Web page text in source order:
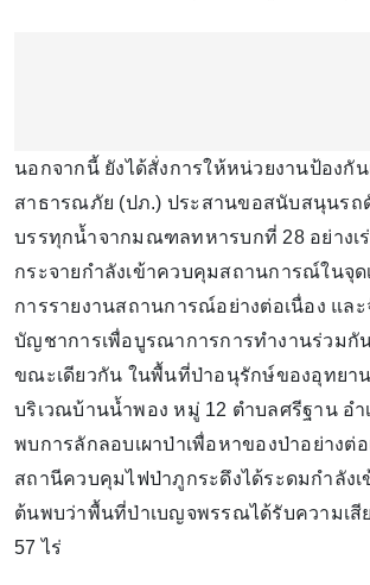
นอกจากนี้ ยังได้สั่งการให้หน่วยงานป้องกัน
สาธารณภัย (ปภ.) ประสานขอสนับสนุนรถ
บรรทุกน้ำจากมณฑลทหารบกที่ 28 อย่างเร่
กระจายกำลังเข้าควบคุมสถานการณ์ในจุด
การรายงานสถานการณ์อย่างต่อเนื่อง แล
บัญชาการเพื่อบูรณาการการทำงานร่วมกั
ขณะเดียวกัน ในพื้นที่ป่าอนุรักษ์ของอุทยา
บริเวณบ้านน้ำพอง หมู่ 12 ตำบลศรีฐาน อำ
พบการลักลอบเผาป่าเพื่อหาของป่าอย่างต่อ
สถานีควบคุมไฟป่าภูกระดึงได้ระดมกำลังเ
ต้นพบว่าพื้นที่ป่าเบญจพรรณได้รับความเสี
57 ไร่